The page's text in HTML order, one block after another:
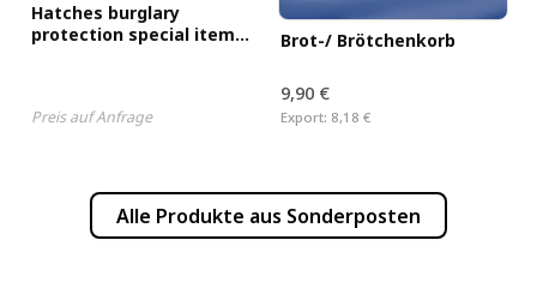
Hatches burglary
protection special item
Preis auf Anfrage
Brot-/ Brötchenkorb
9,90 €
Export: 8,18 €
Alle Produkte aus Sonderposten